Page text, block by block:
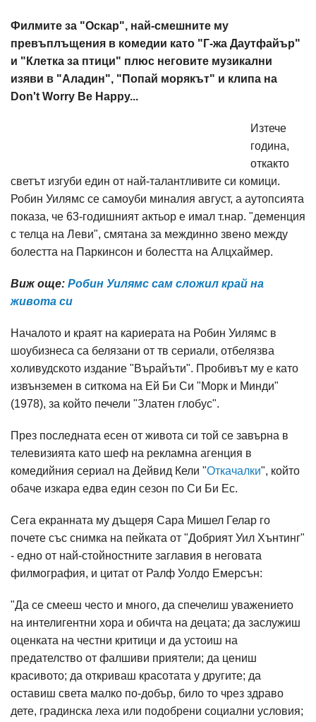
Филмите за "Оскар", най-смешните му
превъплъщения в комедии като "Г-жа Даутфайър"
и "Клетка за птици" плюс неговите музикални
изяви в "Аладин", "Попай морякът" и клипа на
Don't Worry Be Happy...
Изтече
година,
откакто
светът изгуби един от най-талантливите си комици.
Робин Уилямс се самоуби миналия август, а аутопсията
показа, че 63-годишният актьор е имал т.нар. "деменция
с телца на Леви", смятана за междинно звено между
болестта на Паркинсон и болестта на Aлцхаймер.
Виж още: Робин Уилямс сам сложил край на
живота си
Началото и краят на кариерата на Робин Уилямс в
шоубизнеса са белязани от тв сериали, отбелязва
холивудското издание "Върайъти". Пробивът му е като
извънземен в ситкома на Ей Би Си "Морк и Минди"
(1978), за който печели "Златен глобус".
През последната есен от живота си той се завърна в
телевизията като шеф на рекламна агенция в
комедийния сериал на Дейвид Кели "Откачалки", който
обаче изкара едва един сезон по Си Би Ес.
Сега екранната му дъщеря Сара Мишел Гелар го
почете със снимка на пейката от "Добрият Уил Хънтинг"
- едно от най-стойностните заглавия в неговата
филмография, и цитат от Ралф Уолдо Емерсън:
"Да се смееш често и много, да спечелиш уважението
на интелигентни хора и обичта на децата; да заслужиш
оценката на честни критици и да устоиш на
предателство от фалшиви приятели; да цениш
красивото; да откриваш красотата у другите; да
оставиш света малко по-добър, било то чрез здраво
дете, градинска леха или подобрени социални условия;